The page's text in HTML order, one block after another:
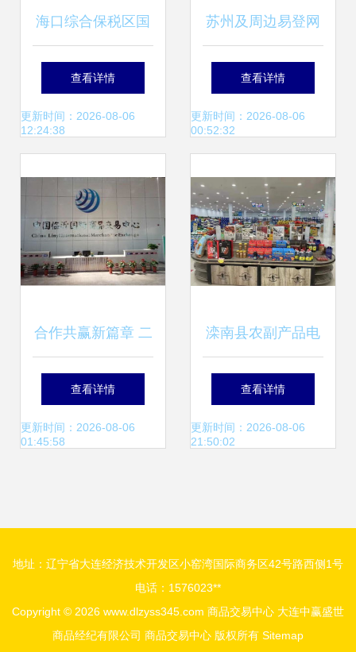
海口综合保税区国
际商品直营中心火
爆招商 诚信邀您共
查看详情
更新时间：2026-08-06
12:24:38
苏州及周边易登网
如何接入舟山浙商
融博商品交易中
查看详情
更新时间：2026-08-06
00:52:32
合作共赢新篇章 二
连浩特市投资促进
局与临沂国际商品
查看详情
更新时间：2026-08-06
01:45:58
滦南县农副产品电
子交易市场正式开
业 开启数字化交易
查看详情
更新时间：2026-08-06
21:50:02
地址：辽宁省大连经济技术开发区小窑湾国际商务区42号路西侧1号
电话：1576023**
Copyright © 2026 www.dlzyss345.com 商品交易中心 大连中赢盛世
商品经纪有限公司 商品交易中心 版权所有 Sitemap